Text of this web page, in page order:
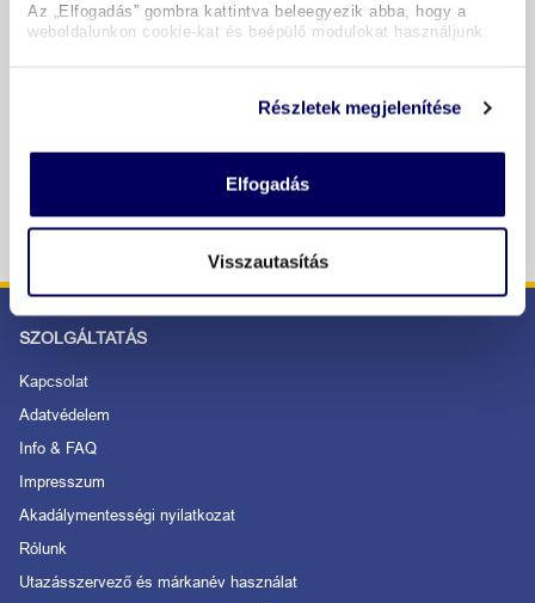
Az „Elfogadás” gombra kattintva beleegyezik abba, hogy a
weboldalunkon cookie-kat és beépülő modulokat használjunk.
Részletek megjelenítése
Elfogadás
Visszautasítás
Copyright GIATA 2004 - 2026. Multilingual, powered by
SZOLGÁLTATÁS
Kapcsolat
Adatvédelem
Info & FAQ
Impresszum
Akadálymentességi nyilatkozat
Rólunk
Utazásszervező és márkanév használat